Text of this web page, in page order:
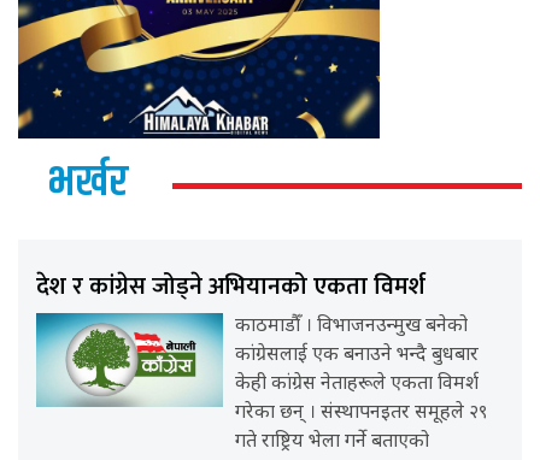
भर्खर
देश र कांग्रेस जोड्ने अभियानको एकता विमर्श
काठमाडौँ । विभाजनउन्मुख बनेको
कांग्रेसलाई एक बनाउने भन्दै बुधबार
केही कांग्रेस नेताहरूले एकता विमर्श
गरेका छन् । संस्थापनइतर समूहले २९
गते राष्ट्रिय भेला गर्ने बताएको